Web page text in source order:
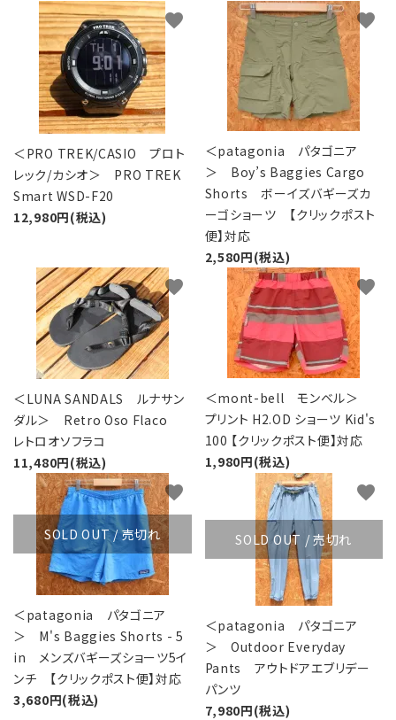
＜PRO TREK/CASIO プロト
レック/カシオ＞ PRO TREK
Smart WSD-F20
12,980円(税込)
favorite
＜patagonia パタゴニア
＞ Boy’s Baggies Cargo
Shorts ボーイズバギーズカ
ーゴショーツ 【クリックポスト
便】対応
2,580円(税込)
favorite
＜LUNA SANDALS ルナサン
ダル＞ Retro Oso Flaco
レトロオソフラコ
11,480円(税込)
favorite
＜mont-bell モンベル＞
プリント H2.OD ショーツ Kid's
100 【クリックポスト便】対応
1,980円(税込)
favorite
SOLD OUT / 売切れ
＜patagonia パタゴニア
＞ M's Baggies Shorts - 5
in メンズバギーズショーツ5イ
ンチ 【クリックポスト便】対応
3,680円(税込)
favorite
SOLD OUT / 売切れ
＜patagonia パタゴニア
＞ Outdoor Everyday
Pants アウトドアエブリデー
パンツ
7,980円(税込)
favorite